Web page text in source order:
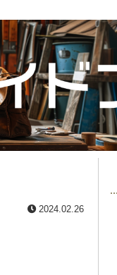
2024.02.26